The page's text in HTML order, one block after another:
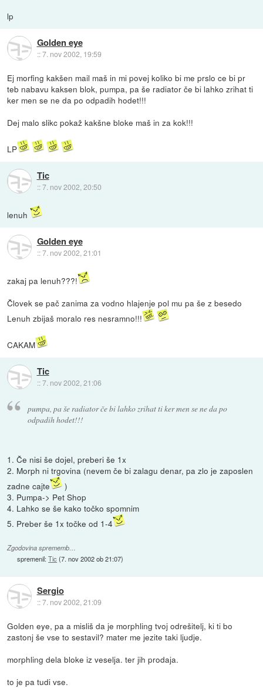
lp
Golden eye
::7. nov 2002, 19:59
Ej morfing kakšen mail maš in mi povej koliko bi me prslo ce bi pr
teb nabavu kaksen blok, pumpa, pa še radiator če bi lahko zrihat ti
ker men se ne da po odpadih hodet!!!
Dej malo slikc pokaž kakšne bloke maš in za kok!!!
LP
Tic
::7. nov 2002, 20:50
lenuh
Golden eye
::7. nov 2002, 21:01
zakaj pa lenuh???!
Človek se pač zanima za vodno hlajenje pol mu pa še z besedo
Lenuh zbijaš moralo res nesramno!!!
CAKAM
Tic
::7. nov 2002, 21:06
pumpa, pa še radiator če bi lahko zrihat ti ker men se ne da po
odpadih hodet!!!
1. Če nisi še dojel, preberi še 1x
2. Morph ni trgovina (nevem če bi zalagu denar, pa zlo je zaposlen
zadne cajte
)
3. Pumpa-> Pet Shop
4. Lahko se še kako točko spomnim
5. Preber še 1x točke od 1-4
Zgodovina sprememb…
spremenil:Tic (7. nov 2002 ob 21:07)
Sergio
::7. nov 2002, 21:09
Golden eye, pa a misliš da je morphling tvoj odrešitelj, ki ti bo
zastonj še vse to sestavil? mater me jezite taki ljudje.
morphling dela bloke iz veselja. ter jih prodaja.
to je pa tudi vse.